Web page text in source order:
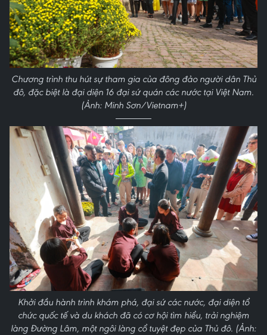
Chương trình thu hút sự tham gia của đông đảo người dân Thủ
đô, đặc biệt là đại diện 16 đại sứ quán các nước tại Việt Nam.
(Ảnh: Minh Sơn/Vietnam+)
Khởi đầu hành trình khám phá, đại sứ các nước, đại diện tổ
chức quốc tế và du khách đã có cơ hội tìm hiểu, trải nghiệm
làng Đường Lâm, một ngôi làng cổ tuyệt đẹp của Thủ đô. (Ảnh: